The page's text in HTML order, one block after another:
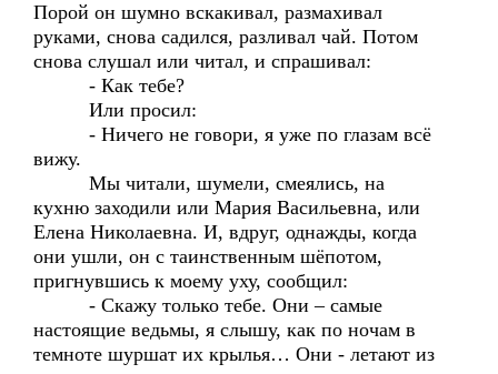
Порой он шумно вскакивал, размахивал
руками, снова садился, разливал чай. Потом
снова слушал или читал, и спрашивал:
- Как тебе?
Или просил:
- Ничего не говори, я уже по глазам всё
вижу.
Мы читали, шумели, смеялись, на
кухню заходили или Мария Васильевна, или
Елена Николаевна. И, вдруг, однажды, когда
они ушли, он с таинственным шёпотом,
пригнувшись к моему уху, сообщил:
- Скажу только тебе. Они – самые
настоящие ведьмы, я слышу, как по ночам в
темноте шуршат их крылья… Они - летают из